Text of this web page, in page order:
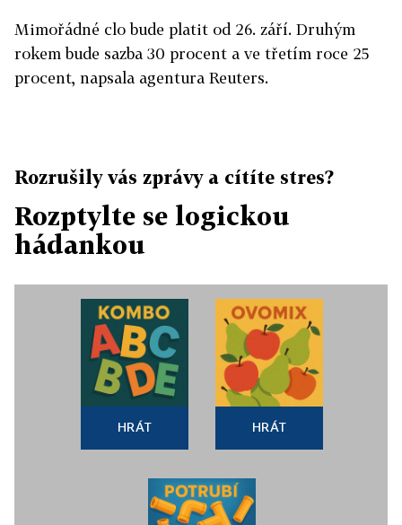
Mimořádné clo bude platit od 26. září. Druhým
rokem bude sazba 30 procent a ve třetím roce 25
procent, napsala agentura Reuters.
Rozrušily vás zprávy a cítíte stres?
Rozptylte se logickou
hádankou
HRÁT HRÁT